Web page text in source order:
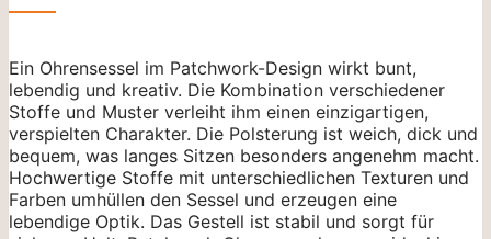
Ein Ohrensessel im Patchwork-Design wirkt bunt,
lebendig und kreativ. Die Kombination verschiedener
Stoffe und Muster verleiht ihm einen einzigartigen,
verspielten Charakter. Die Polsterung ist weich, dick und
bequem, was langes Sitzen besonders angenehm macht.
Hochwertige Stoffe mit unterschiedlichen Texturen und
Farben umhüllen den Sessel und erzeugen eine
lebendige Optik. Das Gestell ist stabil und sorgt für